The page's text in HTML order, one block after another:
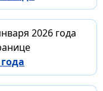
2026 года